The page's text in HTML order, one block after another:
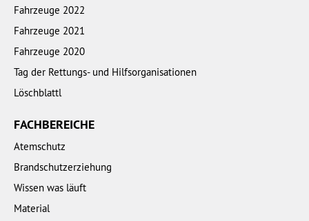
Fahrzeuge 2022
Fahrzeuge 2021
Fahrzeuge 2020
Tag der Rettungs- und Hilfsorganisationen
Löschblattl
FACHBEREICHE
Atemschutz
Brandschutzerziehung
Wissen was läuft
Material